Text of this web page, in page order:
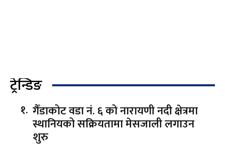
ट्रेन्डिङ
गैँडाकोट वडा नं. ६ को नारायणी नदी क्षेत्रमा
स्थानियको सक्रियतामा मेसजाली लगाउन
शुरु